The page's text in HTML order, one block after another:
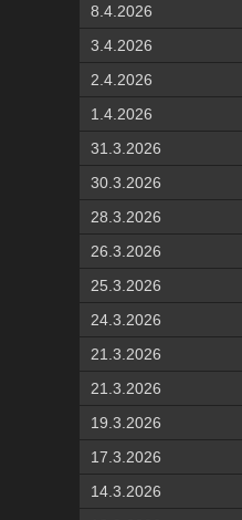
8.4.2026
3.4.2026
2.4.2026
1.4.2026
31.3.2026
30.3.2026
28.3.2026
26.3.2026
25.3.2026
24.3.2026
21.3.2026
21.3.2026
19.3.2026
17.3.2026
14.3.2026